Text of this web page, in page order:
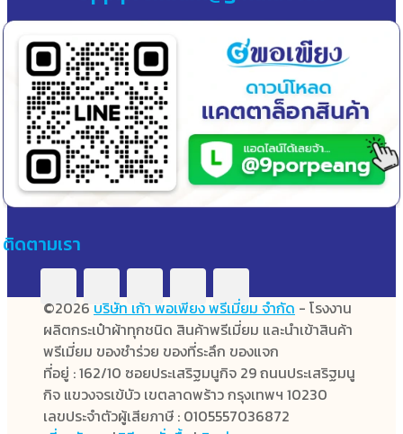
ติดตามเรา
©2026 บริษัท เก้า พอเพียง พรีเมี่ยม จำกัด - โรงงาน
ผลิตกระเป๋าผ้าทุกชนิด สินค้าพรีเมี่ยม และนำเข้าสินค้า
พรีเมี่ยม ของชำร่วย ของที่ระลึก ของแจก
ที่อยู่ : 162/10 ซอยประเสริฐมนูกิจ 29 ถนนประเสริฐมนู
กิจ แขวงจรเข้บัว เขตลาดพร้าว กรุงเทพฯ 10230
เลขประจำตัวผู้เสียภาษี : 0105557036872